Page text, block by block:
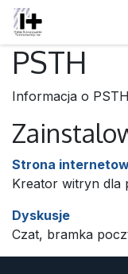
SKIP TO CONTENT
PSTH
Informacja o
Strona
Kreator witryn dla
Dyskusje
Czat, bramka